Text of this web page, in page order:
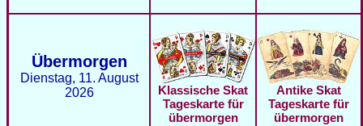
Übermorgen
Dienstag, 11. August
2026
Klassische Skat
Tageskarte für
übermorgen
Antike Skat
Tageskarte für
übermorgen